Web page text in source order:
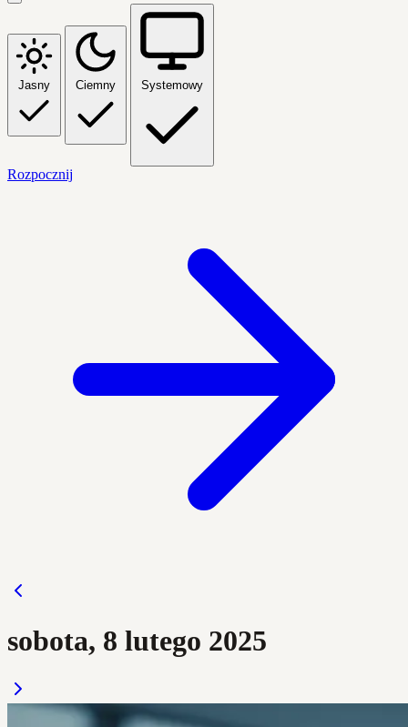
Jasny Ciemny Systemowy
Rozpocznij
sobota, 8 lutego 2025